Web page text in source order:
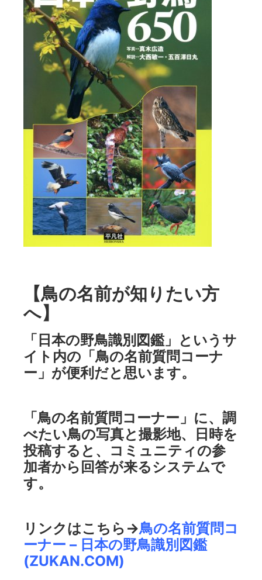
【鳥の名前が知りたい方
へ】
「日本の野鳥識別図鑑」というサ
イト内の「鳥の名前質問コーナ
ー」が便利だと思います。
「鳥の名前質問コーナー」に、調
べたい鳥の写真と撮影地、日時を
投稿すると、コミュニティの参
加者から回答が来るシステムで
す。
リンクはこちら→鳥の名前質問コ
ーナー – 日本の野鳥識別図鑑
(ZUKAN.COM)